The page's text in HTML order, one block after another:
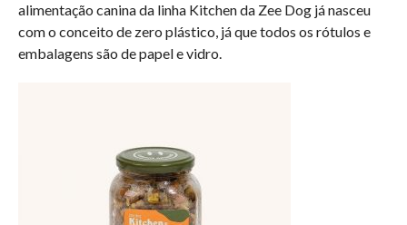
alimentação canina da linha Kitchen da Zee Dog já nasceu
com o conceito de zero plástico, já que todos os rótulos e
embalagens são de papel e vidro.